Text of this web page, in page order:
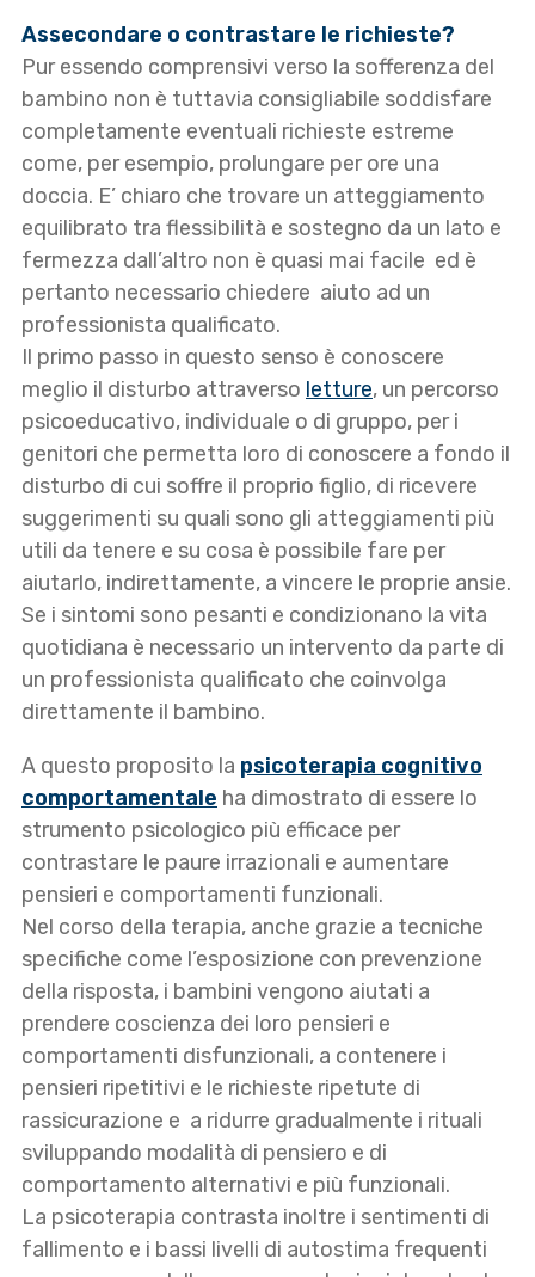
Assecondare o contrastare le richieste?
Pur essendo comprensivi verso la sofferenza del
bambino non è tuttavia consigliabile soddisfare
completamente eventuali richieste estreme
come, per esempio, prolungare per ore una
doccia. E’ chiaro che trovare un atteggiamento
equilibrato tra flessibilità e sostegno da un lato e
fermezza dall’altro non è quasi mai facile ed è
pertanto necessario chiedere aiuto ad un
professionista qualificato.
Il primo passo in questo senso è conoscere
meglio il disturbo attraverso letture, un percorso
psicoeducativo, individuale o di gruppo, per i
genitori che permetta loro di conoscere a fondo il
disturbo di cui soffre il proprio figlio, di ricevere
suggerimenti su quali sono gli atteggiamenti più
utili da tenere e su cosa è possibile fare per
aiutarlo, indirettamente, a vincere le proprie ansie.
Se i sintomi sono pesanti e condizionano la vita
quotidiana è necessario un intervento da parte di
un professionista qualificato che coinvolga
direttamente il bambino.
A questo proposito la psicoterapia cognitivo
comportamentale ha dimostrato di essere lo
strumento psicologico più efficace per
contrastare le paure irrazionali e aumentare
pensieri e comportamenti funzionali.
Nel corso della terapia, anche grazie a tecniche
specifiche come l’esposizione con prevenzione
della risposta, i bambini vengono aiutati a
prendere coscienza dei loro pensieri e
comportamenti disfunzionali, a contenere i
pensieri ripetitivi e le richieste ripetute di
rassicurazione e a ridurre gradualmente i rituali
sviluppando modalità di pensiero e di
comportamento alternativi e più funzionali.
La psicoterapia contrasta inoltre i sentimenti di
fallimento e i bassi livelli di autostima frequenti